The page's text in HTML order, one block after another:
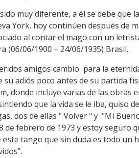
muy diferente, a él se debe que
York, hoy continúen después de
al contar el mago con un
(06/06/1900 – 24/06/1935) Brasil.
amigos cambio para la
su adiós poco antes de su partida
donde incluye varias de las obras
que la vida se le iba, quiso
dos de ellas " Volver " y "Mi
de febrero de 1973 y estoy seguro
tango que sin duda es todo un